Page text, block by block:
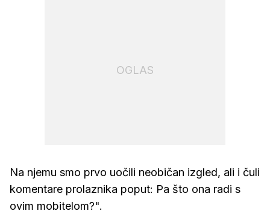
OGLAS
Na njemu smo prvo uočili neobičan izgled, ali i čuli
komentare prolaznika poput: Pa što ona radi s
ovim mobitelom?".